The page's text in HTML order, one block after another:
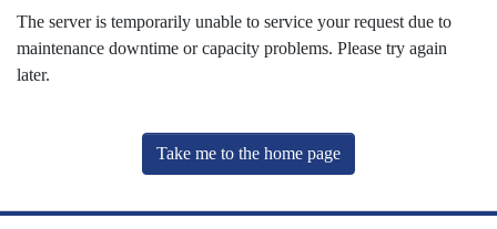
The server is temporarily unable to service your request due to
maintenance downtime or capacity problems. Please try again
later.
Take me to the home page